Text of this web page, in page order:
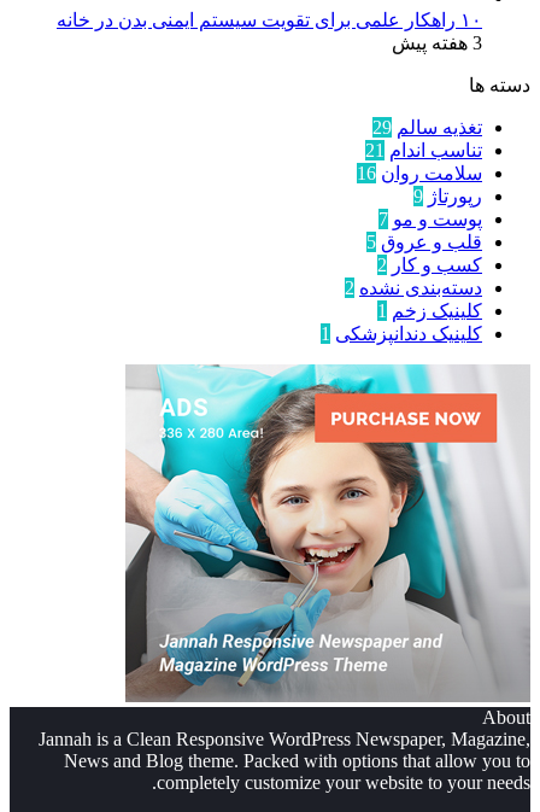
۱۰ راهکار علمی برای تقویت سیستم ایمنی بدن در خانه
3 هفته پیش
دسته ها
تغذیه سالم 29
تناسب اندام 21
سلامت روان 16
رپورتاژ 9
پوست و مو 7
قلب و عروق 5
کسب و کار 2
دسته‌بندی نشده 2
کلینیک زخم 1
کلینیک دندانپزشکی 1
About
Jannah is a Clean Responsive WordPress Newspaper, Magazine,
News and Blog theme. Packed with options that allow you to
completely customize your website to your needs.